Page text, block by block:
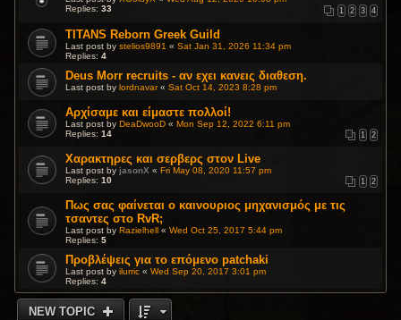
Replies:33 1 2 3 4
TITANS Reborn Greek Guild
Last post bystelios9891 «Sat Jan 31, 2026 11:34 pm
Replies:4
Deus Morr recruits - αν εχει κανεις διαθεση.
Last post bylordnavar«Sat Oct 14, 2023 8:28 pm
Αρχίσαμε και είμαστε πολλοί!
Last post byDeaDwooD «Mon Sep 12, 2022 6:11 pm
Replies:14 1 2
Χαρακτηρες και σερβερς στον Live
Last post byjasonX «Fri May 08, 2020 11:57 pm
Replies:10 1 2
Πως σας φαίνεται ο καινουριος μηχανισμός με τις
τσαντες στο RvR;
Last post byRazielhell «Wed Oct 25, 2017 5:44 pm
Replies:5
Προβλέψεις για το επόμενο patchaki
Last post byilurric «Wed Sep 20, 2017 3:01 pm
Replies:4
NEW TOPIC